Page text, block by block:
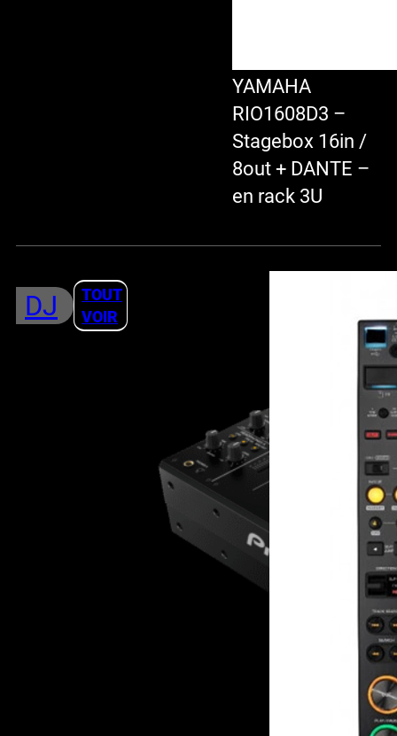
YAMAHA
RIO1608D3 –
Stagebox 16in /
8out + DANTE –
en rack 3U
DJ
TOUT
VOIR